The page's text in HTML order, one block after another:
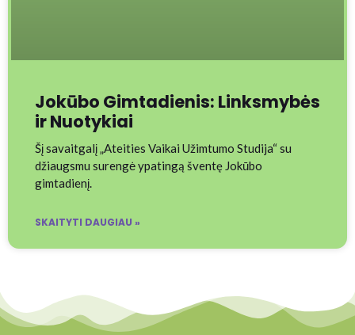
Jokūbo Gimtadienis: Linksmybės
ir Nuotykiai
Šį savaitgalį „Ateities Vaikai Užimtumo Studija“ su
džiaugsmu surengė ypatingą šventę Jokūbo
gimtadienį.
SKAITYTI DAUGIAU »